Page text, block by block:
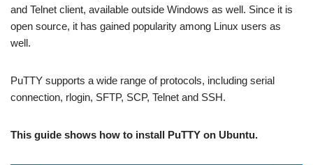
and Telnet client, available outside Windows as well. Since it is
open source, it has gained popularity among Linux users as
well.
PuTTY supports a wide range of protocols, including serial
connection, rlogin, SFTP, SCP, Telnet and SSH.
This guide shows how to install PuTTY on Ubuntu.